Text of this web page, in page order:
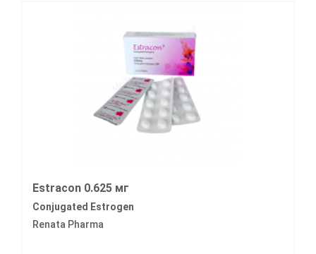
Estracon 0.625 мг
Conjugated Estrogen
Renata Pharma